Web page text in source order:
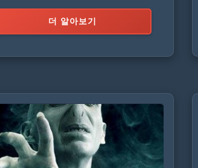
더 알아보기